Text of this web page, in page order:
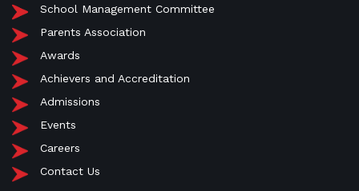
School Management Committee
Parents Association
Awards
Achievers and Accreditation
Admissions
Events
Careers
Contact Us